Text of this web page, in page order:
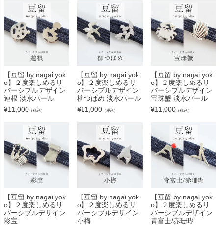
【豆留 by nagai yok
o】２度楽しめるリ
バーシブルデザイン
連根 淡水パール
¥11,000 （税込）
【豆留 by nagai yok
o】２度楽しめるリ
バーシブルデザイン
柳つばめ 淡水パール
¥11,000 （税込）
【豆留 by nagai yok
o】２度楽しめるリ
バーシブルデザイン
宝珠蟹 淡水パール
¥11,000（税込）
【豆留 by nagai yok
o】２度楽しめるリ
バーシブルデザイン
彩宝
【豆留 by nagai yok
o】２度楽しめるリ
バーシブルデザイン
小梅
【豆留 by nagai yok
o】２度楽しめるリ
バーシブルデザイン
青富士/赤珊瑚